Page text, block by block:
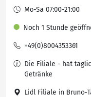
Mo-Sa 07:00-21:00
Noch 1 Stunde
+49(0)8004353361
Die Filiale - hat
Getränke
Lidl Filiale in Bruno-